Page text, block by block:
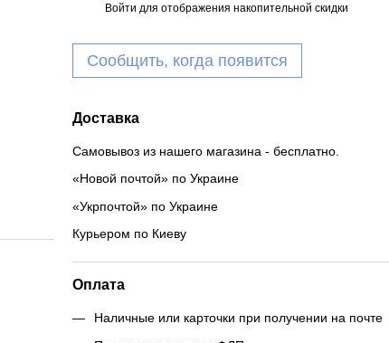
Войти для отображения накопительной скидки
Сообщить, когда появится
Доставка
Самовывоз из нашего магазина - бесплатно.
«Новой почтой» по Украине
«Укрпочтой» по Украине
Курьером по Киеву
Оплата
Наличные или карточки при получении на почте